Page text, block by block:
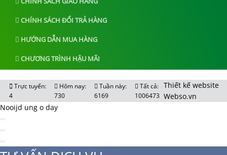
CHÍNH SÁCH ĐỔI TRẢ HÀNG
HƯỚNG DẪN MUA HÀNG
CHƯƠNG TRÌNH HẬU MÃI
Trực tuyến:
4
Hôm nay:
730
Tuần này:
6169
Tất cả:
1006473
Thiết kế website
Webso.vn
Nooijd ung o day